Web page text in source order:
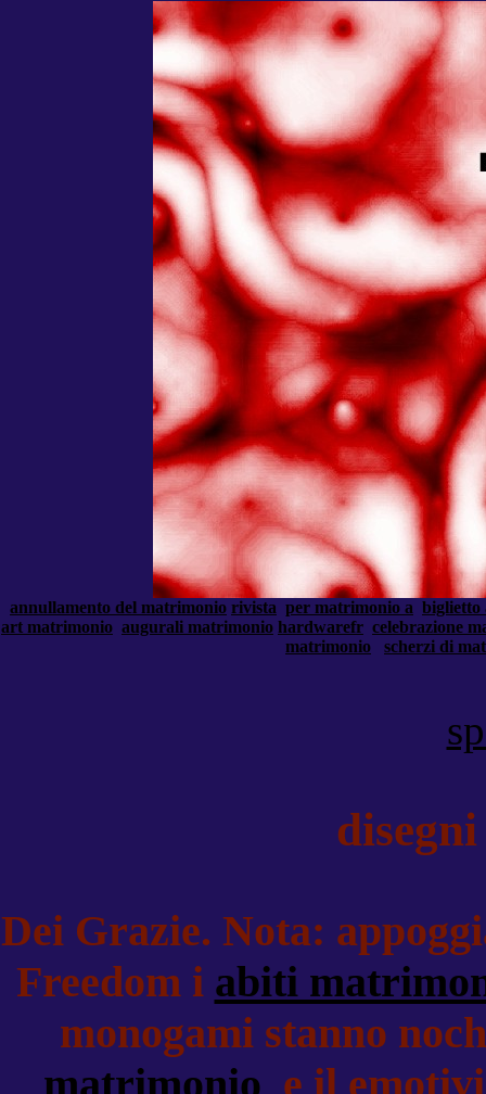
annullamento del matrimonio rivista per matrimonio a biglietto
art matrimonio augurali matrimonio hardwarefr celebrazione
matrimonio
scherzi di
Dei Grazie. Nota:
Freedom i abiti
monogami stanno
matrimonio e il